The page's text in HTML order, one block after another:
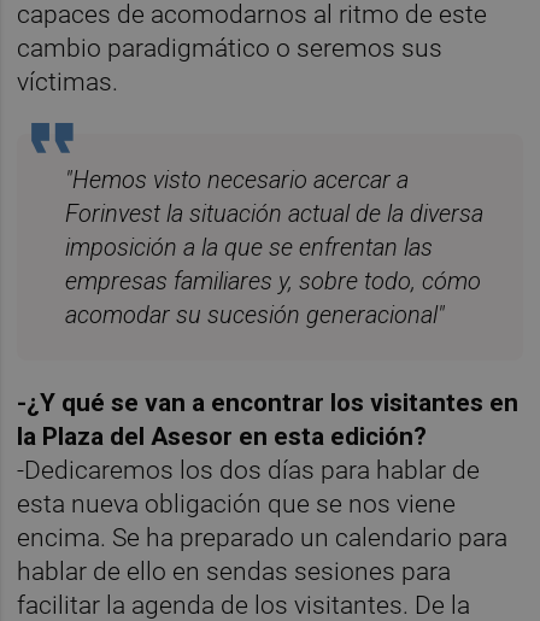
capaces de acomodarnos al ritmo de este
cambio paradigmático o seremos sus
víctimas.
"Hemos visto necesario acercar a
Forinvest la situación actual de la diversa
imposición a la que se enfrentan las
empresas familiares y, sobre todo, cómo
acomodar su sucesión generacional"
-¿Y qué se van a encontrar los visitantes en
la Plaza del Asesor en esta edición?
-Dedicaremos los dos días para hablar de
esta nueva obligación que se nos viene
encima. Se ha preparado un calendario para
hablar de ello en sendas sesiones para
facilitar la agenda de los visitantes. De la